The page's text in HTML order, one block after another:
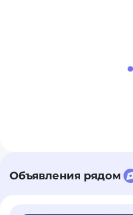
Объявления рядом